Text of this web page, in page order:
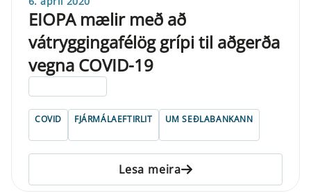
EIOPA mælir með að
vátryggingafélög grípi til aðgerða
vegna COVID-19
COVID FJÁRMÁLAEFTIRLIT UM SEÐLABANKANN
Lesa meira